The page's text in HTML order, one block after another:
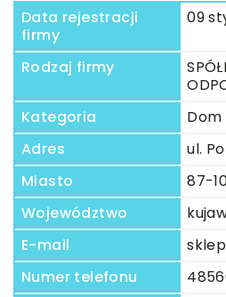
Data rejestracji
firmy
09
Rodzaj firmy
Kategoria
Dom
Adres
ul.
Miasto
87-
Województwo
E-mail
Numer telefonu